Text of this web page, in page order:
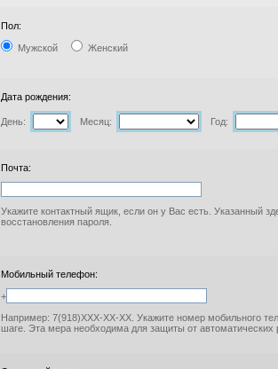
Пол:
Мужской Женский
Дата рождения:
День: Месяц: Год:
Почта:
Укажите контактный ящик, если он у Вас есть. Указанный
восстановления пароля.
Мобильный телефон:
+
Например: 7(918)XXX-XX-XX. Укажите номер мобильного
шаге. Эта мера необходима для защиты от автоматических